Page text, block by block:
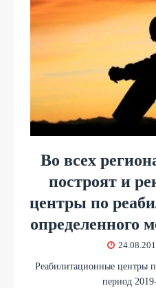
Во всех
построят и
центры по
определенного
Реабилитационные центры
период